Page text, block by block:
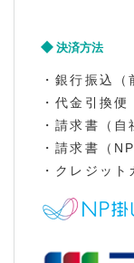
決済方法
・銀行振込（
・代金引換便
・請求書（自
・請求書（
・クレジット